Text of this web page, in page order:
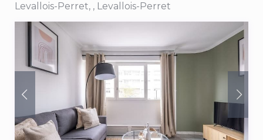
Levallois-Perret, , Levallois-Perret